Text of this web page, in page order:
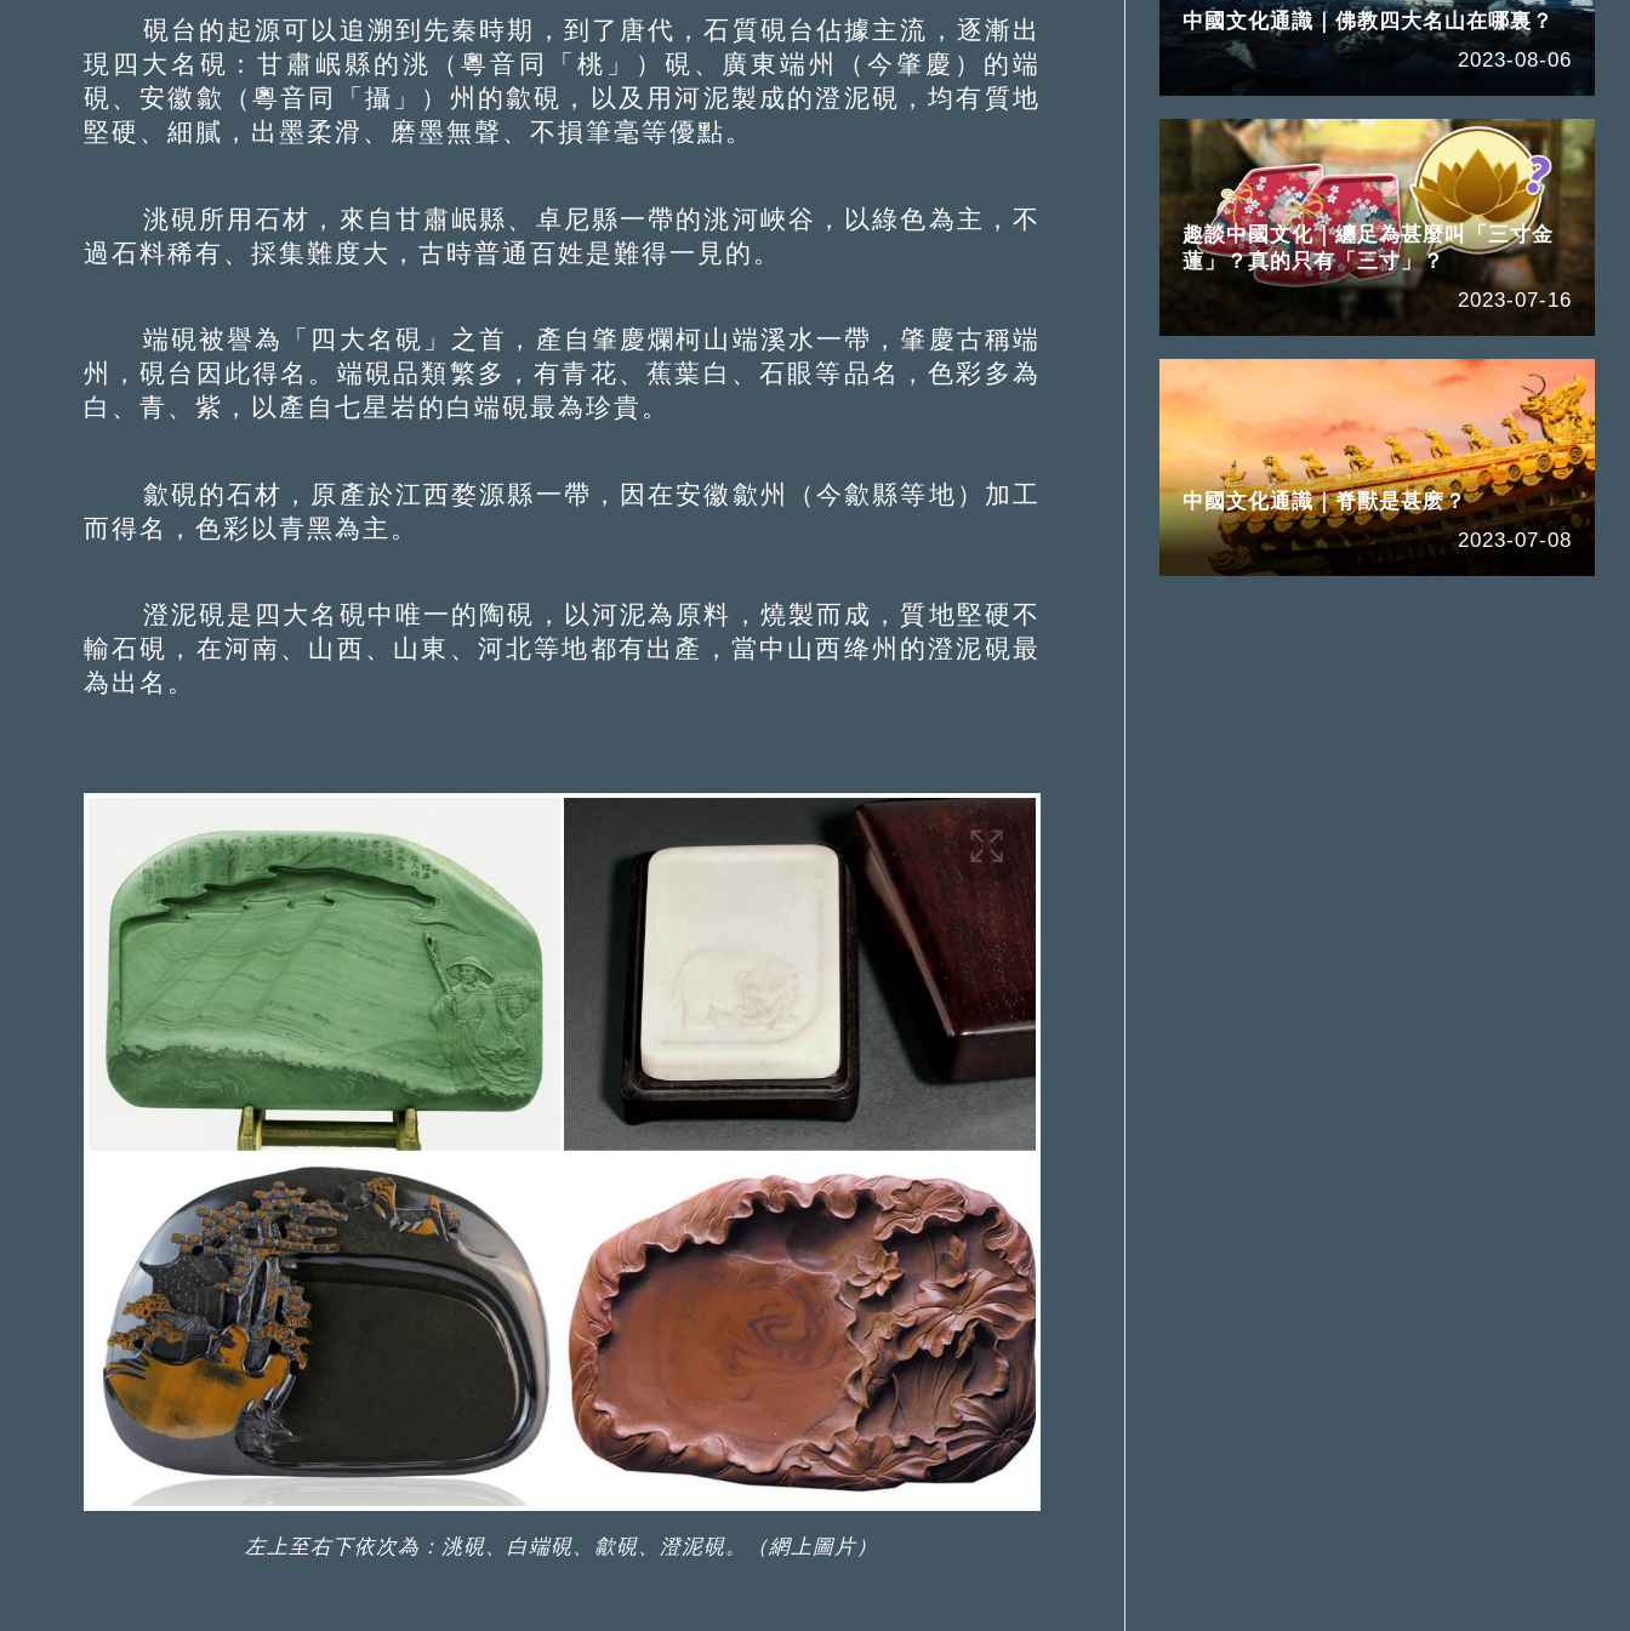
硯台的起源可以追溯到先秦時期，到了唐代，石質硯台佔據主流，逐漸出
現四大名硯：甘肅岷縣的洮（粵音同「桃」）硯、廣東端州（今肇慶）的端
硯、安徽歙（粵音同「攝」）州的歙硯，以及用河泥製成的澄泥硯，均有質地
堅硬、細膩，出墨柔滑、磨墨無聲、不損筆毫等優點。
洮硯所用石材，來自甘肅岷縣、卓尼縣一帶的洮河峽谷，以綠色為主，不
過石料稀有、採集難度大，古時普通百姓是難得一見的。
端硯被譽為「四大名硯」之首，產自肇慶爛柯山端溪水一帶，肇慶古稱端
州，硯台因此得名。端硯品類繁多，有青花、蕉葉白、石眼等品名，色彩多為
白、青、紫，以產自七星岩的白端硯最為珍貴。
歙硯的石材，原產於江西婺源縣一帶，因在安徽歙州（今歙縣等地）加工
而得名，色彩以青黑為主。
澄泥硯是四大名硯中唯一的陶硯，以河泥為原料，燒製而成，質地堅硬不
輸石硯，在河南、山西、山東、河北等地都有出產，當中山西绛州的澄泥硯最
為出名。
左上至右下依次為：洮硯、白端硯、歙硯、澄泥硯。（網上圖片）
中國文化通識｜佛教四大名山在哪裏？
2023-08-06
趣談中國文化｜纏足為甚麼叫「三寸金
蓮」？真的只有「三寸」？
2023-07-16
中國文化通識｜脊獸是甚麽？
2023-07-08